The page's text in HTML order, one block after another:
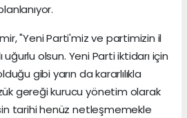
"Yeni Parti'miz ve partimizin il
uğurlu olsun. Yeni Parti iktidarı için
gibi yarın da kararlılıkla
gereği kurucu yönetim olarak
tarihi henüz netleşmemekle